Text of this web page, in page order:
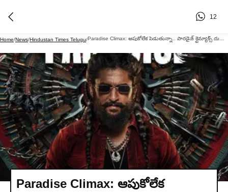
12
Home/News/Hindustan Times Telugu/
Paradise Climax: ఆపుకోలేక